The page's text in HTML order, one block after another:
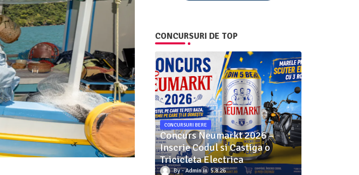
CONCURSURI DE TOP
CONCURSURI BERE
Concurs Neumarkt 2026 –
Inscrie Codul si Castiga o
Tricicleta Electrica
Admin 5.8.26